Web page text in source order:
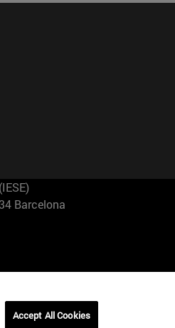
Barcelona
Brasil
Accept All Cookies